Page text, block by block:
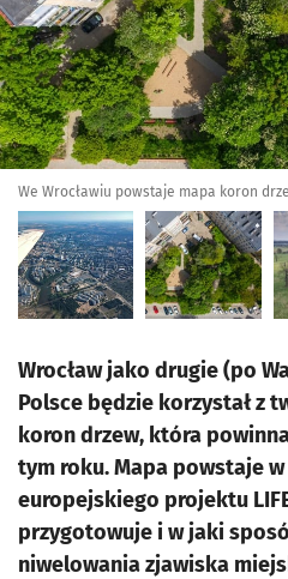
We Wrocławiu powstaje mapa koron
Wrocław jako drugie (po
Polsce będzie korzystał z
koron drzew, która
tym roku. Mapa powstaje
europejskiego projektu
przygotowuje i w jaki
niwelowania zjawiska